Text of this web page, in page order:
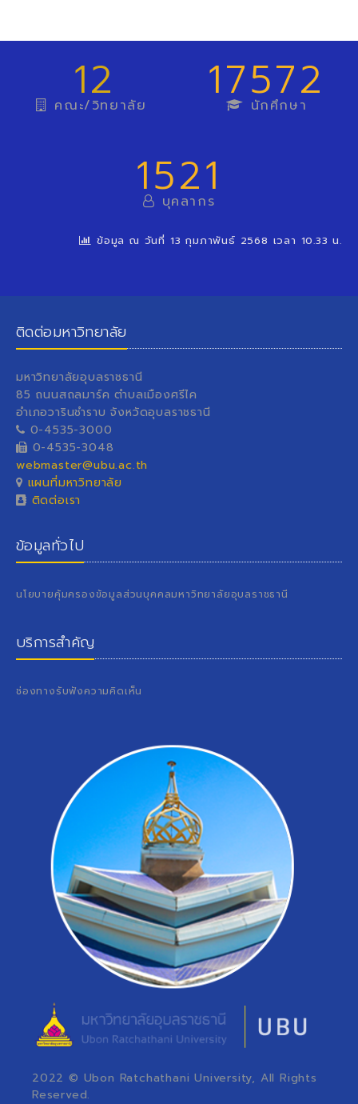
12
คณะ/วิทยาลัย 17572
นักศึกษา
1521
บุคลากร
ข้อมูล ณ วันที่ 13 กุมภาพันธ์ 2568 เวลา 10.33 น.
ติดต่อมหาวิทยาลัย
มหาวิทยาลัยอุบลราชธานี
85 ถนนสถลมาร์ค ตำบลเมืองศรีไค
อำเภอวารินชำราบ จังหวัดอุบลราชธานี
0-4535-3000
0-4535-3048
webmaster@ubu.ac.th
แผนที่มหาวิทยาลัย
ติดต่อเรา
ข้อมูลทั่วไป
นโยบายคุ้มครองข้อมูลส่วนบุคคลมหาวิทยาลัยอุบลราชธานี
บริการสำคัญ
ช่องทางรับฟังความคิดเห็น
2022 © Ubon Ratchathani University, All Rights
Reserved.